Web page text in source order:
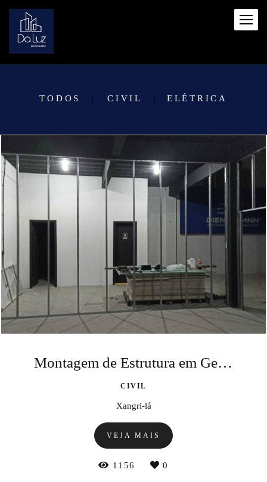
TODOS CIVIL ELÉTRICA
Montagem de Estrutura em Gesso Acartonado
CIVIL
Xangri-lá
VEJA MAIS
1156 0